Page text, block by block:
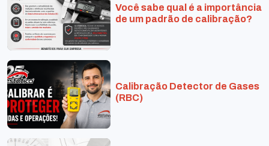
Você sabe qual é a importância
de um padrão de calibração?
Calibração Detector de Gases
(RBC)